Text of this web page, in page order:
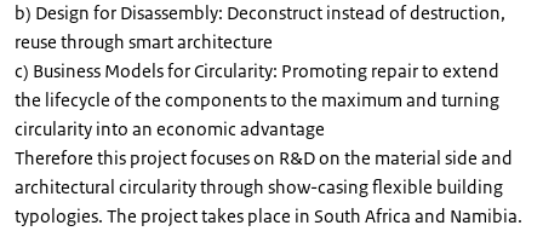
b) Design for Disassembly: Deconstruct instead of destruction,
reuse through smart architecture
c) Business Models for Circularity: Promoting repair to extend
the lifecycle of the components to the maximum and turning
circularity into an economic advantage
Therefore this project focuses on R&D on the material side and
architectural circularity through show-casing flexible building
typologies. The project takes place in South Africa and Namibia.